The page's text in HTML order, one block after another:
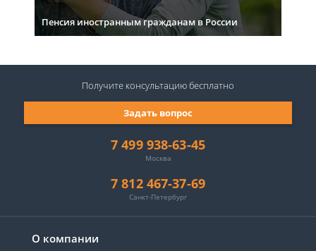
Пенсия иностранным гражданам в России
О компании
7 499 938-63-45
Москва
7 812 467-37-69
Санкт-Петербург
Задать вопрос
Получите консультациюбесплатно